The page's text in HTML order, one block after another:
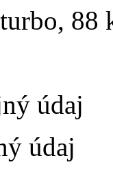
88
údaj
údaj